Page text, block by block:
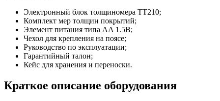
Электронный блок толщиномера TT210;
Комплект мер толщин покрытий;
Элемент питания типа AA 1.5В;
Чехол для крепления на поясе;
Руководство по эксплуатации;
Гарантийный талон;
Кейс для хранения и переноски.
Краткое описание оборудования